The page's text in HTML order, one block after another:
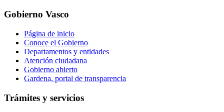
Gobierno Vasco
Página de inicio
Conoce el Gobierno
Departamentos y entidades
Atención ciudadana
Gobierno abierto
Gardena, portal de transparencia
Trámites y servicios